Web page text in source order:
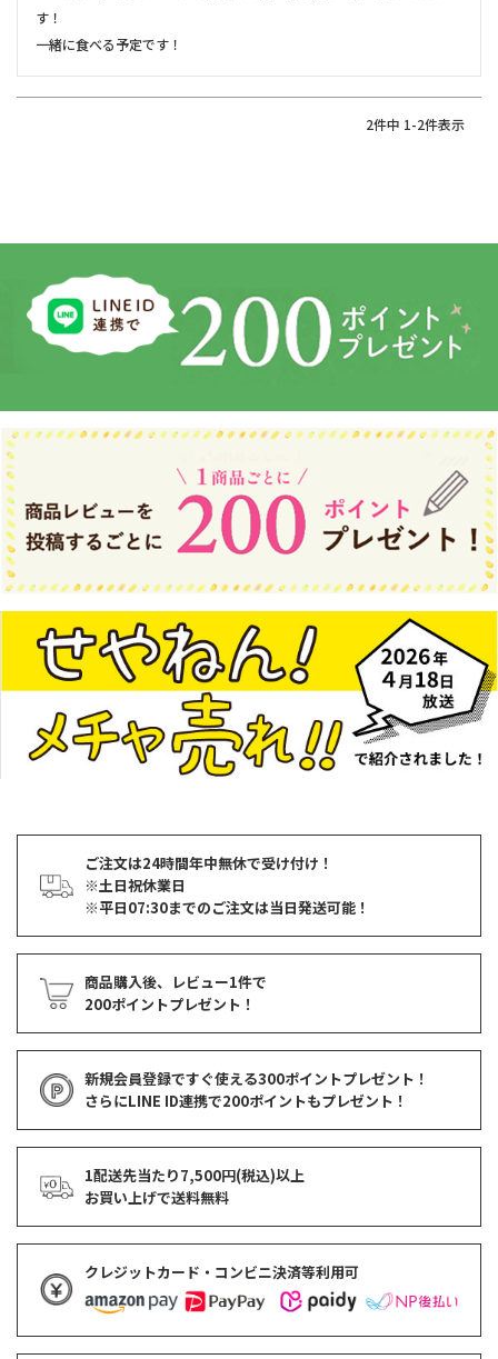
す！
一緒に食べる予定です！
2件中 1-2件表示
ご注文は24時間年中無休で受け付け！
※土日祝休業日
※平日07:30までのご注文は当日発送可能！
商品購入後、レビュー1件で
200ポイントプレゼント！
新規会員登録ですぐ使える300ポイントプレゼント！
さらにLINE ID連携で200ポイントもプレゼント！
1配送先当たり7,500円(税込)以上
お買い上げで送料無料
クレジットカード・コンビニ決済等利用可